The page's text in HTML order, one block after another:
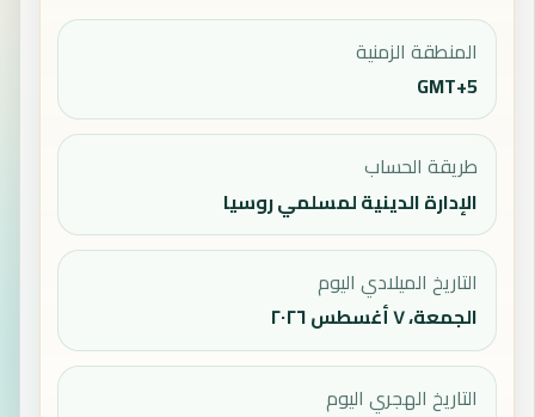
المنطقة الزمنية
GMT+5
طريقة الحساب
الإدارة الدينية لمسلمي روسيا
التاريخ الميلادي اليوم
الجمعة، ٧ أغسطس ٢٠٢٦
التاريخ الهجري اليوم